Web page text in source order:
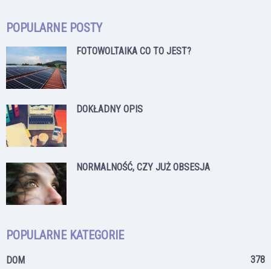
POPULARNE POSTY
FOTOWOLTAIKA CO TO JEST?
DOKŁADNY OPIS
NORMALNOŚĆ, CZY JUŻ OBSESJA
POPULARNE KATEGORIE
DOM 378